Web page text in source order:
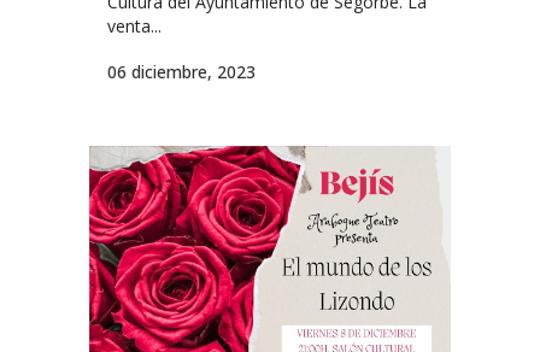
venta...
06 diciembre, 2023